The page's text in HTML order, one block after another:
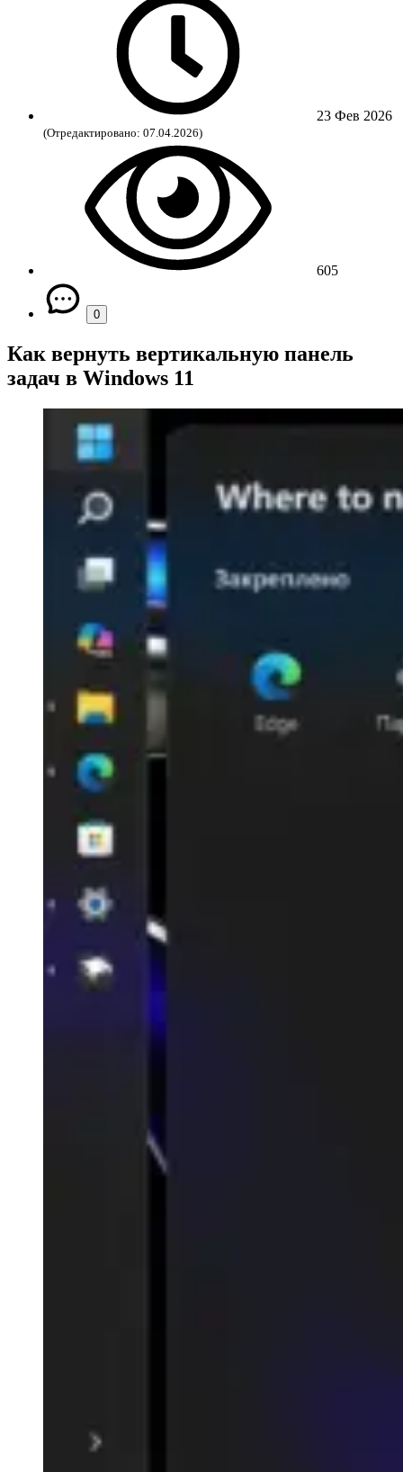
23 Фев 2026
(Отредактировано: 07.04.2026)
605
0
Как вернуть вертикальную панель
задач в Windows 11